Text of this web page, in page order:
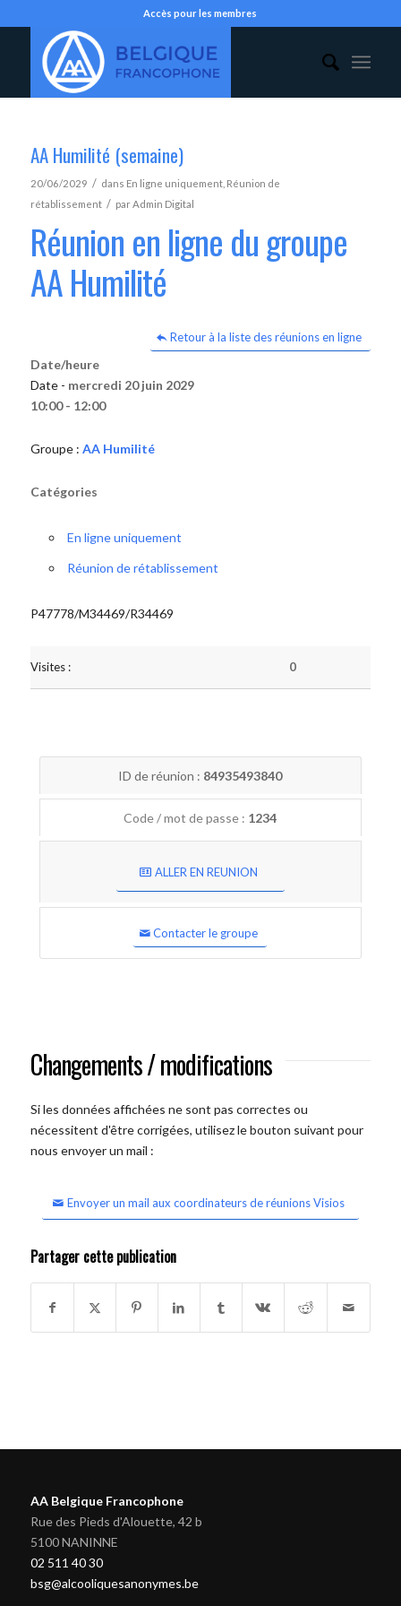
Accès pour les membres
AA Humilité (semaine)
20/06/2029 / dans En ligne uniquement, Réunion de
rétablissement / parAdmin Digital
Réunion en ligne du groupe
AA Humilité
Retour à la liste des réunions en ligne
Date/heure
Date - mercredi 20 juin 2029
10:00 - 12:00
Groupe : AA Humilité
Catégories
En ligne uniquement
Réunion de rétablissement
P47778/M34469/R34469
Visites : 0
ID de réunion : 84935493840
Code / mot de passe : 1234
ALLER EN REUNION
Contacter le groupe
Changements / modifications
Si les données affichées ne sont pas correctes ou
nécessitent d'être corrigées, utilisez le bouton suivant pour
nous envoyer un mail :
Envoyer un mail aux coordinateurs de réunions Visios
Partager cette publication
AA Belgique Francophone
Rue des Pieds d'Alouette, 42 b
5100 NANINNE
02 511 40 30
bsg@alcooliquesanonymes.be